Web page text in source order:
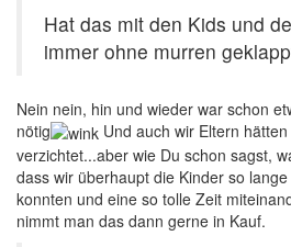
Hat das mit den Kids und
immer ohne murren
Nein nein, hin und wieder war schon
nötig
Und auch wir Eltern
verzichtet...aber wie Du schon sagst,
dass wir überhaupt die Kinder so
konnten und eine so tolle Zeit
nimmt man das dann gerne in Kauf.